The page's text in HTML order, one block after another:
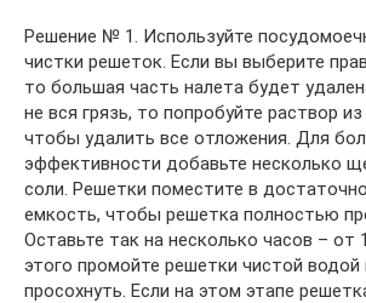
Решение № 1. Используйте
чистки решеток. Если вы выберите
то большая часть налета будет
не вся грязь, то попробуйте раствор
чтобы удалить все отложения. Для
эффективности добавьте несколько
соли. Решетки поместите в
емкость, чтобы решетка полностью
Оставьте так на несколько часов – от
этого промойте решетки чистой водой
просохнуть. Если на этом этапе